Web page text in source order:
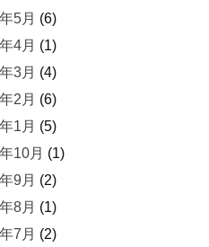
5月 (6)
4月 (1)
3月 (4)
2月 (6)
1月 (5)
10月 (1)
9月 (2)
8月 (1)
7月 (2)